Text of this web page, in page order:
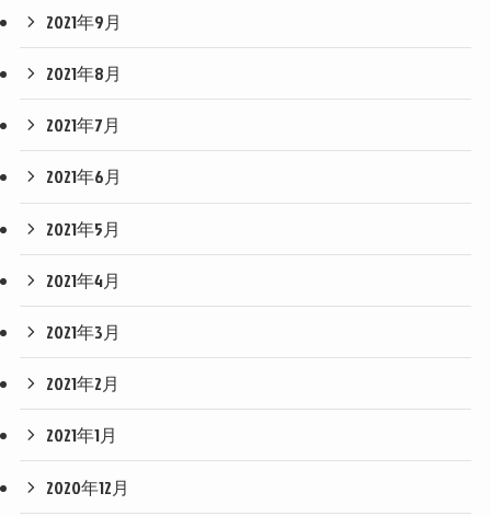
2021年9月
2021年8月
2021年7月
2021年6月
2021年5月
2021年4月
2021年3月
2021年2月
2021年1月
2020年12月